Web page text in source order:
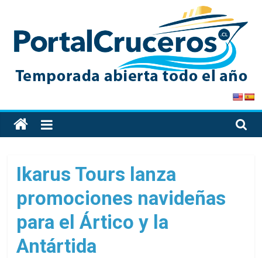
content
PortalCruceros
Toda
la
de
cruceros
en
un
solo
sitio
Ikarus Tours lanza
promociones navideñas
para el Ártico y la
Antártida